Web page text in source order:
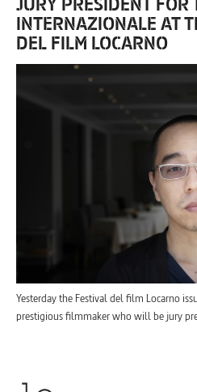
INTERNAZIONALE AT
DEL FILM LOCARNO
Yesterday the Festival del film Locarno
prestigious filmmaker who will be jury